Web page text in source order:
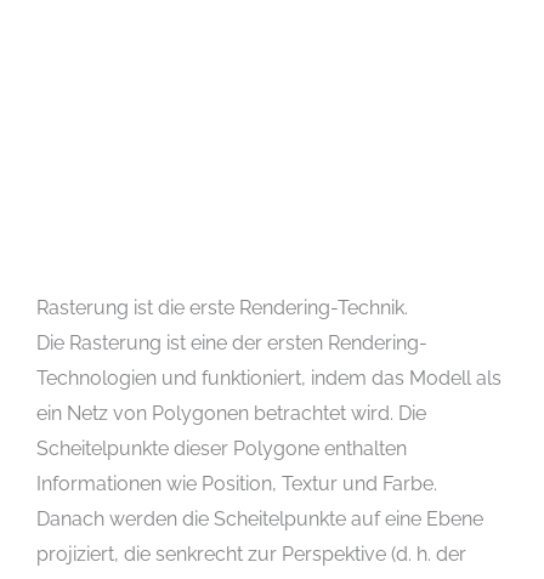
Rasterung ist die erste Rendering-Technik.
Die Rasterung ist eine der ersten Rendering-
Technologien und funktioniert, indem das Modell als
ein Netz von Polygonen betrachtet wird. Die
Scheitelpunkte dieser Polygone enthalten
Informationen wie Position, Textur und Farbe.
Danach werden die Scheitelpunkte auf eine Ebene
projiziert, die senkrecht zur Perspektive (d. h. der